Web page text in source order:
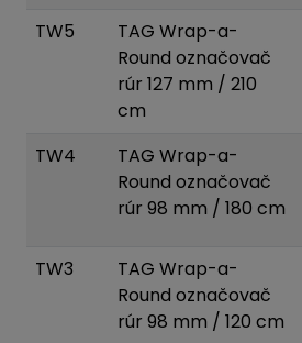
TW5
TAG Wrap-a-
Round označovač
rúr 127 mm / 210
cm
TW4
TAG Wrap-a-
Round označovač
rúr 98 mm / 180 cm
TW3
TAG Wrap-a-
Round označovač
rúr 98 mm / 120 cm